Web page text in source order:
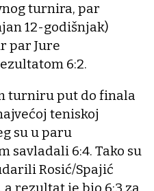
turnira, par
12-godišnjak)
par Jure
6:2.
turniru put do finala
teniskoj
su u paru
savladali 6:4. Tako su
Rosić/Spajić